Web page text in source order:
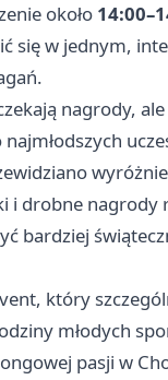
około
się w jednym,
nagrody,
i drobne nagrody
bardziej
który
młodych
pasji w